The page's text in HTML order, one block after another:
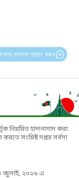
মতামত প্রদান করুন
নিয়মিত হালনাগাদ করা
সংশ্লিষ্ট দপ্তর সর্বদা
জুলাই, ২০২৬ এ